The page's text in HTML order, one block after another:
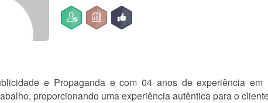
e Propaganda e com 04 anos de experiência
proporcionando uma experiência autêntica para o